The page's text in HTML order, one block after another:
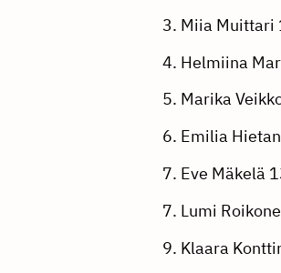
3. Miia Muittari
4. Helmiina
5. Marika
6. Emilia
7. Eve Mäkelä
7. Lumi
9. Klaara